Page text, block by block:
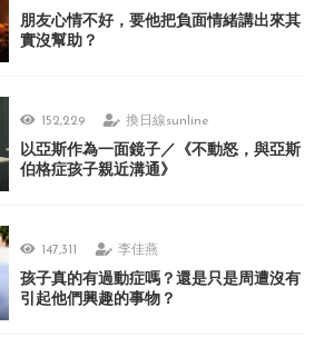
朋友心情不好，要他把負面情緒講出來其
實沒幫助？
152,229 換日線sunline
以亞斯作為一面鏡子／《不動怒，與亞斯
伯格症孩子親近溝通》
147,311 李佳燕
孩子真的有過動症嗎？還是只是周遭沒有
引起他們興趣的事物？